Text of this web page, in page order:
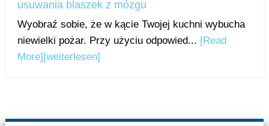
usuwania blaszek z mózgu
Wyobraź sobie, że w kącie Twojej kuchni wybucha
niewielki pożar. Przy użyciu odpowied... [Read
More] [weiterlesen]